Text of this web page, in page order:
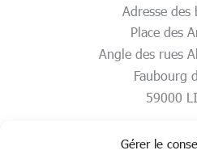
Gérer le
Adresse des
Place des
Angle des rues
Faubourg
59000